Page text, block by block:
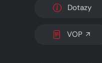
Dotazy
VOP